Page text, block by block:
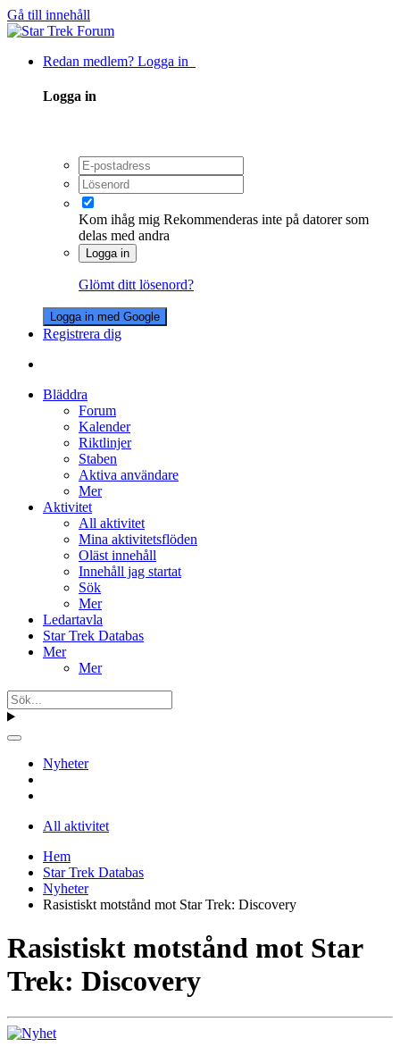
Gå till innehåll
Redan medlem? Logga in
Logga in
Kom ihåg mig Rekommenderas inte på datorer som
delas med andra
Logga in
Glömt ditt lösenord?
Logga in med Google
Registrera dig
Bläddra
Forum
Kalender
Riktlinjer
Staben
Aktiva användare
Mer
Aktivitet
All aktivitet
Mina aktivitetsflöden
Oläst innehåll
Innehåll jag startat
Sök
Mer
Ledartavla
Star Trek Databas
Mer
Mer
Nyheter
All aktivitet
Hem
Star Trek Databas
Nyheter
Rasistiskt motstånd mot Star Trek: Discovery
Rasistiskt motstånd mot Star
Trek: Discovery